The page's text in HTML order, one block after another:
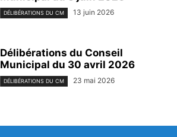
DÉLIBÉRATIONS DU CM 13 juin 2026
Délibérations du Conseil
Municipal du 30 avril 2026
DÉLIBÉRATIONS DU CM 23 mai 2026